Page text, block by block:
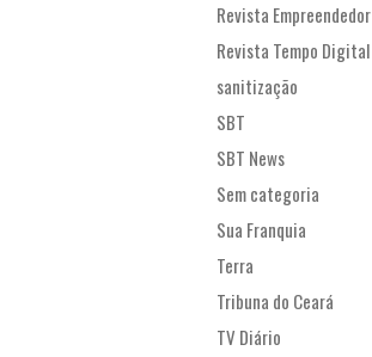
Revista Empreendedor
Revista Tempo Digital
sanitização
SBT
SBT News
Sem categoria
Sua Franquia
Terra
Tribuna do Ceará
TV Diário